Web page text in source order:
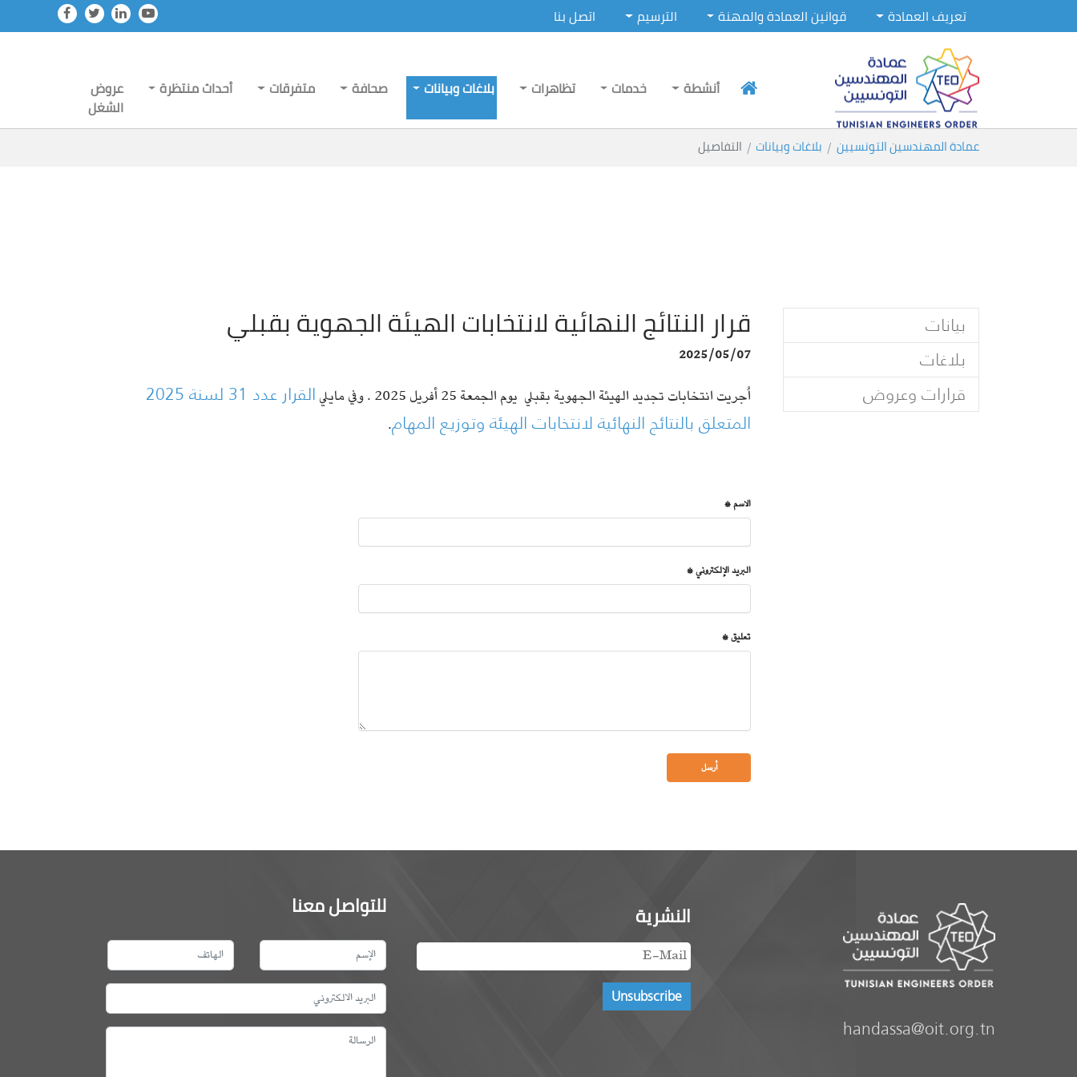
Skip to main content
تعريف العمادة قوانين العمادة والمهنة الترسيم اتصل بنا
أنشطة خدمات تظاهرات بلاغات وبيانات صحافة متفرقات أحداث منتظرة
عروض
الشغل
You are here:
عمادة المهندسين التونسيين بلاغات وبيانات التفاصيل
بيانات
بلاغات
قرارات وعروض
قرار النتائج النهائية لانتخابات الهيئة الجهوية بقبلي
2025/05/07
اُجريت انتخابات تجديد الهيئة الجهوية بقبلي يوم الجمعة 25 أفريل 2025 . وفي مايلي
القرار عدد 31 لسنة 2025
المتعلق بالنتائج النهائية لانتخابات الهيئة وتوزيع المهام.
الاسم *
البريد الإلكتروني *
تعليق *
handassa@oit.org.tn
النشرية للتواصل معنا